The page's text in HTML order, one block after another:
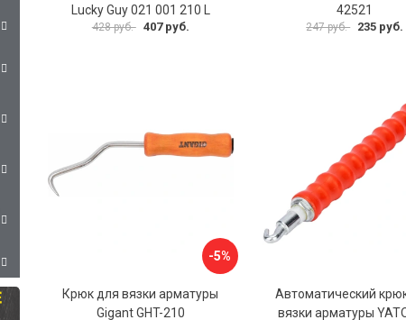
Lucky Guy 021 001 210 L
428 руб. 407 руб.
42521
247 руб. 235 руб.
-5%
Крюк для вязки арматуры
Gigant GHT-210
Автоматический
вязки арматуры